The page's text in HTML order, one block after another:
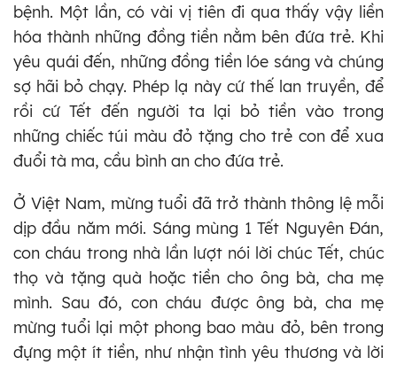
bệnh. Một lần, có vài vị tiên đi qua thấy vậy liền
hóa thành những đồng tiền nằm bên đứa trẻ. Khi
yêu quái đến, những đồng tiền lóe sáng và chúng
sợ hãi bỏ chạy. Phép lạ này cứ thế lan truyền, để
rồi cứ Tết đến người ta lại bỏ tiền vào trong
những chiếc túi màu đỏ tặng cho trẻ con để xua
đuổi tà ma, cầu bình an cho đứa trẻ.
Ở Việt Nam, mừng tuổi đã trở thành thông lệ mỗi
dịp đầu năm mới. Sáng mùng 1 Tết Nguyên Đán,
con cháu trong nhà lần lượt nói lời chúc Tết, chúc
thọ và tặng quà hoặc tiền cho ông bà, cha mẹ
mình. Sau đó, con cháu được ông bà, cha mẹ
mừng tuổi lại một phong bao màu đỏ, bên trong
đựng một ít tiền, như nhận tình yêu thương và lời